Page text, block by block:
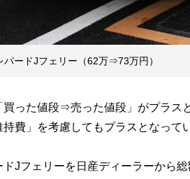
パードJフェリー（62万⇒73万円）
った値段⇒売った値段」がプラス
費」を考慮してもプラスとなって
Jフェリーを日産ディーラーから